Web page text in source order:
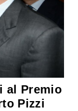
al Premio
Pizzi